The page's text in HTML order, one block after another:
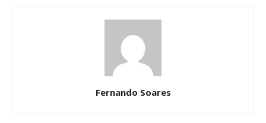
Fernando Soares